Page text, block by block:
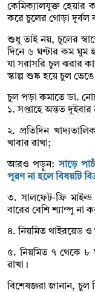
কেমিক্যালযুক্ত হেয়ার
করে চুলের গোড়া দুর্বল
শুধু তাই নয়, চুলের
দিনে ৬ ঘণ্টার কম ঘুম
যা সরাসরি চুল ঝরার
স্কাল্প শুষ্ক হয়ে চুল
চুল পড়া কমাতে ডা.
১. সপ্তাহে অন্তত
২. প্রতিদিন
খাবার রাখা;
আরও পড়ুন:সাড়ে
পূরণ না হলে বিষয়টি
৩. সালফেট-ফ্রি
বারের বেশি শ্যাম্পু না
৪. নিয়মিত থাইরয়েড ও
৫. নিয়মিত ৭ থেকে ৮
রাখা।
বিশেষজ্ঞরা জানান,